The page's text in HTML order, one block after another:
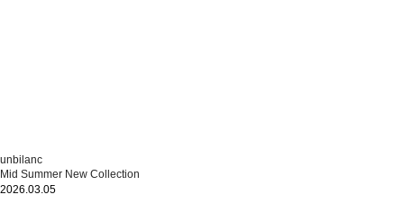
unbilanc
Mid Summer New Collection
2026.03.05